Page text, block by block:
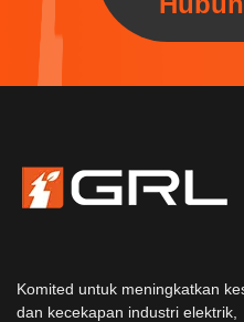
Komited untuk meningkatkan
dan kecekapan industri elektrik,